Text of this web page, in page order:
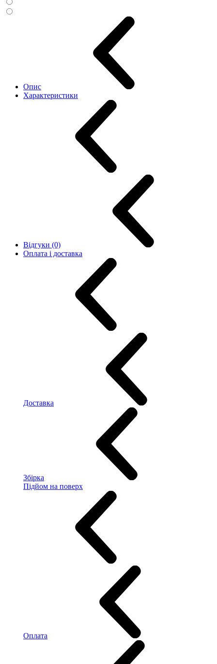
Опис
Характеристики
Відгуки (0)
Оплата і доставка
Доставка
Збірка
Підйом на поверх
Оплата